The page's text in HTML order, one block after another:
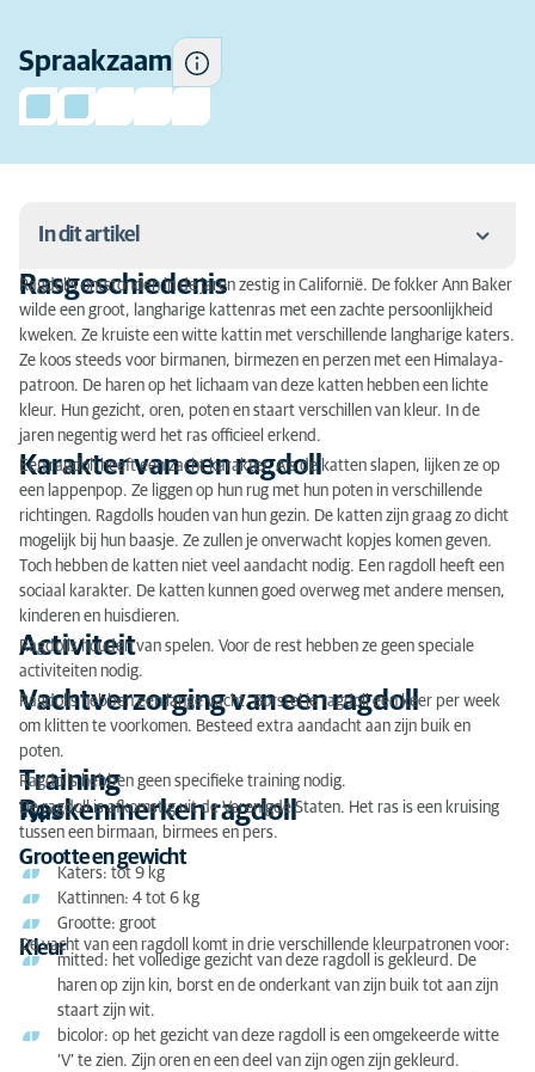
Spraakzaam
In dit artikel
Rasgeschiedenis
Karakter van een ragdoll
Activiteit
Vachtverzorging van een ragdoll
Training
Raskenmerken ragdoll
Erfelijke ziekten
Voeding
Ongecontroleerde of illegale kattenhandel
Kat adopteren
Rasgeschiedenis
Ragdolls ontstonden in de jaren zestig in Californië. De fokker Ann Baker
wilde een groot, langharige kattenras met een zachte persoonlijkheid
kweken. Ze kruiste een witte kattin met verschillende langharige katers.
Ze koos steeds voor birmanen, birmezen en perzen met een Himalaya-
patroon. De haren op het lichaam van deze katten hebben een lichte
kleur. Hun gezicht, oren, poten en staart verschillen van kleur. In de
jaren negentig werd het ras officieel erkend.
Karakter van een ragdoll
Een ragdoll heeft een zacht karakter. Als de katten slapen, lijken ze op
een lappenpop. Ze liggen op hun rug met hun poten in verschillende
richtingen. Ragdolls houden van hun gezin. De katten zijn graag zo dicht
mogelijk bij hun baasje. Ze zullen je onverwacht kopjes komen geven.
Toch hebben de katten niet veel aandacht nodig. Een ragdoll heeft een
sociaal karakter. De katten kunnen goed overweg met andere mensen,
kinderen en huisdieren.
Activiteit
Ragdolls houden van spelen. Voor de rest hebben ze geen speciale
activiteiten nodig.
Vachtverzorging van een ragdoll
Ragdolls hebben een lange vacht. Borstel je ragdoll een keer per week
om klitten te voorkomen. Besteed extra aandacht aan zijn buik en
poten.
Training
Ragdolls hebben geen specifieke training nodig.
Raskenmerken ragdoll
Type
De ragdoll is afkomstig uit de Verenigde Staten. Het ras is een kruising
tussen een birmaan, birmees en pers.
Grootte en gewicht
Katers: tot 9 kg
Kattinnen: 4 tot 6 kg
Grootte: groot
Kleur
De vacht van een ragdoll komt in drie verschillende kleurpatronen voor:
mitted: het volledige gezicht van deze ragdoll is gekleurd. De
haren op zijn kin, borst en de onderkant van zijn buik tot aan zijn
staart zijn wit.
bicolor: op het gezicht van deze ragdoll is een omgekeerde witte
‘V’ te zien. Zijn oren en een deel van zijn ogen zijn gekleurd.